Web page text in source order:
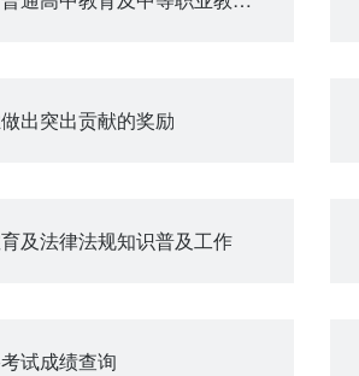
出突出贡献的奖励
及法律法规知识普及工作
试成绩查询